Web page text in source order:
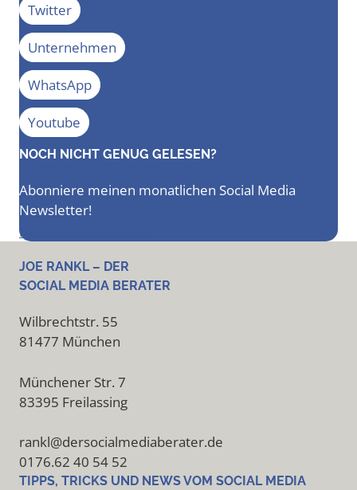
Twitter
Unternehmen
WhatsApp
Youtube
NOCH NICHT GENUG GELESEN?
Abonniere meinen monatlichen Social Media
Newsletter!
Newsletter bestellen
JOE RANKL – DER
SOCIAL MEDIA BERATER
Wilbrechtstr. 55
81477 München
Münchener Str. 7
83395 Freilassing
rankl@dersocialmediaberater.de
0176.62 40 54 52
TIPPS, TRICKS UND NEWS VOM SOCIAL MEDIA